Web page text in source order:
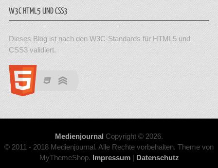
W3C HTML5 UND CSS3
Dieses Blog ist nach den W3C-Standards für HTML5 und
CSS3 validiert.
Medienjournal Copyright © 2026.
© 2011 - 2018 Medienjournal. Alle Rechte vorbehalten. Theme von
MyThemeShop. Impressum| Datenschutz